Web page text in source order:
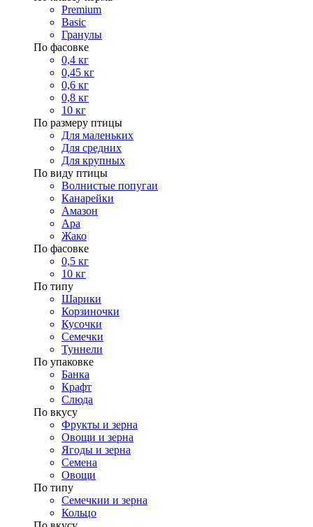
Premium
Basic
Гранулы
По фасовке
0,4 кг
0,45 кг
0,6 кг
0,8 кг
10 кг
По размеру птицы
Для маленьких
Для средних
Для крупных
По виду птицы
Волнистые попугаи
Канарейки
Амазон
Ара
Жако
По фасовке
0,5 кг
10 кг
По типу
Шарики
Корзиночки
Кусочки
Семечки
Туннели
По упаковке
Банка
Крафт
Слюда
По вкусу
Фрукты и зерна
Овощи и зерна
Ягоды и зерна
Семена
Овощи
По типу
Семечкии и зерна
Кольцо